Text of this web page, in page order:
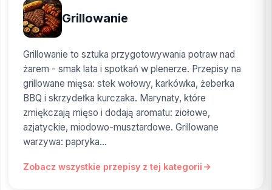
Grillowanie
Grillowanie to sztuka przygotowywania potraw nad
żarem - smak lata i spotkań w plenerze. Przepisy na
grillowane mięsa: stek wołowy, karkówka, żeberka
BBQ i skrzydełka kurczaka. Marynaty, które
zmiękczają mięso i dodają aromatu: ziołowe,
azjatyckie, miodowo-musztardowe. Grillowane
warzywa: papryka...
Zobacz wszystkie przepisy z tej kategorii